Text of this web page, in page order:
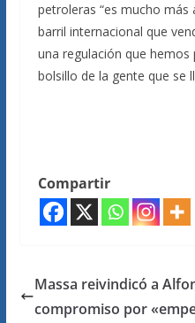
petroleras “es mucho
barril internacional que
una regulación que
bolsillo de la gente que se
Compartir
Massa reivindicó a
compromiso por